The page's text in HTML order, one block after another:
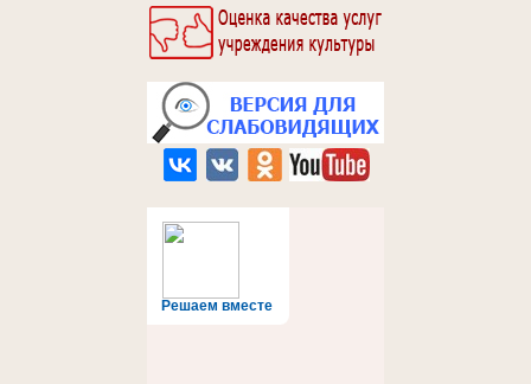
Решаем вместе